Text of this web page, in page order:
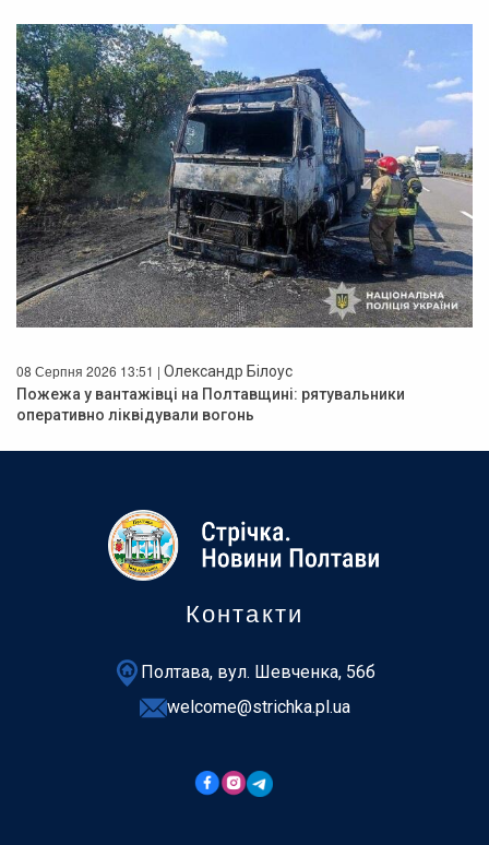
08 Серпня 2026 13:51 | Олександр Білоус
Пожежа у вантажівці на Полтавщині: рятувальники
оперативно ліквідували вогонь
Контакти
Полтава, вул. Шевченка, 56б
welcome@strichka.pl.ua